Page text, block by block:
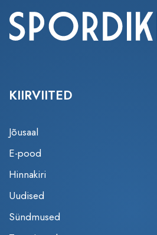
KIIRVIITED
Jõusaal
E-pood
Hinnakiri
Uudised
Sündmused